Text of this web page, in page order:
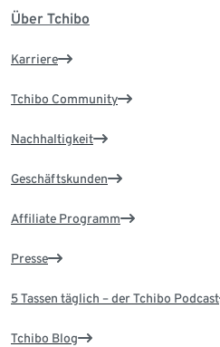
Über Tchibo
Karriere
Tchibo Community
Nachhaltigkeit
Geschäftskunden
Affiliate Programm
Presse
5 Tassen täglich – der Tchibo Podcast
Tchibo Blog